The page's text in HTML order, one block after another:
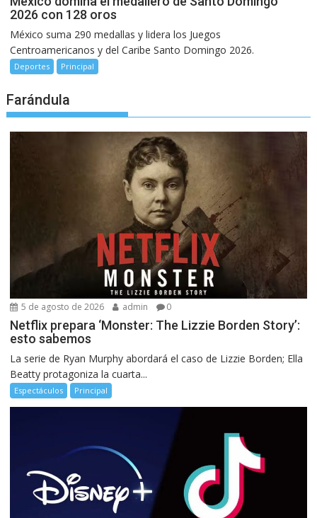
2026 con 128 oros
México suma 290 medallas y lidera los Juegos
Centroamericanos y del Caribe Santo Domingo 2026.
Deportes Principal
Farándula
5 de agosto de 2026 admin 0
Netflix prepara ‘Monster: The Lizzie Borden Story’:
esto sabemos
La serie de Ryan Murphy abordará el caso de Lizzie Borden; Ella
Beatty protagoniza la cuarta...
Espectáculos Principal